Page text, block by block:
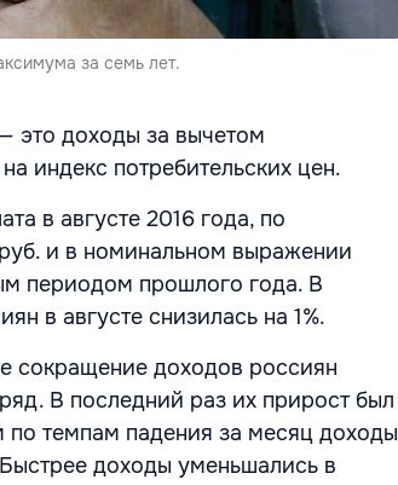
за семь лет.
это доходы за вычетом
индекс потребительских цен.
в августе 2016 года, по
и в номинальном выражении
периодом прошлого года. В
в августе снизилась на 1%.
сокращение доходов россиян
В последний раз их прирост был
по темпам падения за месяц доходы
доходы уменьшались в